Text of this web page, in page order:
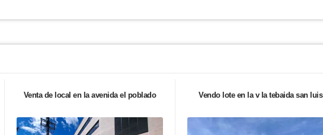
Venta de local en la avenida el poblado Vendo lote en la v la tebaida san luis